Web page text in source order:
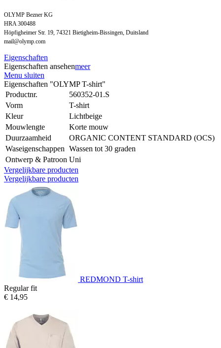
OLYMP Bezner KG
HRA 300488
Höpfigheimer Str. 19, 74321 Bietigheim-Bissingen, Duitsland
mail@olymp.com
Eigenschaften
Eigenschaften ansehenmeer
Menu sluiten
Eigenschaften "OLYMP T-shirt"
Productnr.
560352-01.S
Vorm
T-shirt
Kleur
Lichtbeige
Mouwlengte
Korte mouw
Duurzaamheid
ORGANIC CONTENT STANDARD (OCS)
Waseigenschappen Wassen tot 30 graden
Ontwerp & Patroon Uni
Vergelijkbare producten
Vergelijkbare producten
REDMOND T-shirt
Regular fit
€ 14,95